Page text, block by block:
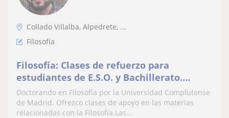
Collado Villalba, Alpedrete, ...
Filosofía
Filosofía: Clases de refuerzo para
estudiantes de E.S.O. y Bachillerato.
Preparación EvAU
Doctorando en Filosofía por la Universidad Complutense
de Madrid. Ofrezco clases de apoyo en las materias
relacionadas con la Filosofía.Las...